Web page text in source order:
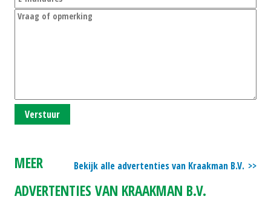
Verstuur
Bekijk alle advertenties van Kraakman B.V.
MEER
ADVERTENTIES VAN KRAAKMAN B.V.